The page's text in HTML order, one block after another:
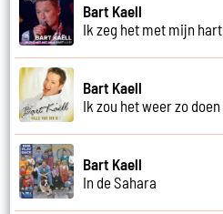
Bart Kaell
Ik zeg het met mijn hart
Bart Kaell
Ik zou het weer zo doen
Bart Kaell
In de Sahara